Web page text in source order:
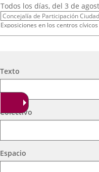
Fechas
del
evento
Todos los días, del 3 de
Organizador
de
Concejalía de Participación
Programa
Exposiciones en los centros cívicos
Centro Cívico Científico José
16 septiembre
Organizador
actividad
Concejalía de Participación
Programa
Muestras de Teatro Vecinal,
Ocio Infantil 2026
A. DE MEXICANOS EN
Búsqueda
Texto
Colectivo
Espacio